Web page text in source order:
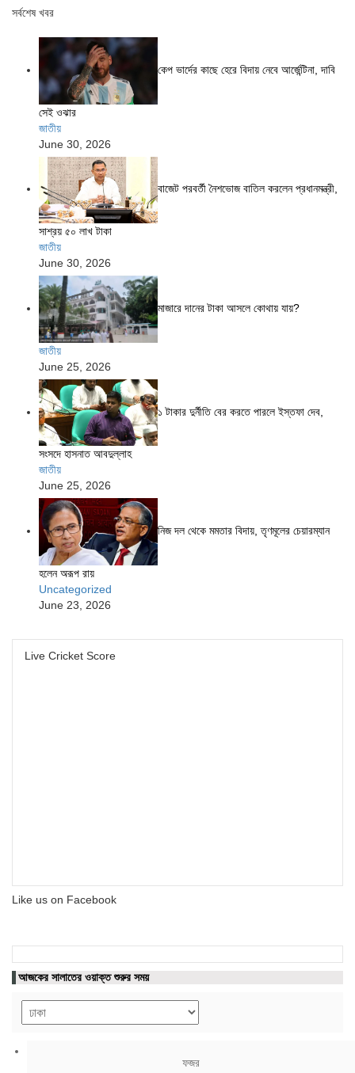
সর্বশেষ খবর
কেপ ভার্দের কাছে হেরে বিদায় নেবে আর্জেন্টিনা, দাবি
সেই ওঝার
জাতীয়
June 30, 2026
বাজেট পরবর্তী নৈশভোজ বাতিল করলেন প্রধানমন্ত্রী,
সাশ্রয় ৫০ লাখ টাকা
জাতীয়
June 30, 2026
মাজারে দানের টাকা আসলে কোথায় যায়?
জাতীয়
June 25, 2026
১ টাকার দুর্নীতি বের করতে পারলে ইস্তফা দেব,
সংসদে হাসনাত আবদুল্লাহ
জাতীয়
June 25, 2026
নিজ দল থেকে মমতার বিদায়, তৃণমূলের চেয়ারম্যান
হলেন অরূপ রায়
Uncategorized
June 23, 2026
Live Cricket Score
Like us on Facebook
আজকের সালাতের ওয়াক্ত শুরুর সময়
ফজর